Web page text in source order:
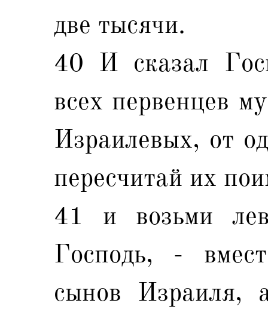
две тысячи.
40 И сказал
всех первенцев
Израилевых, от
пересчитай их
41 и возьми
Господь, -
сынов Израиля,